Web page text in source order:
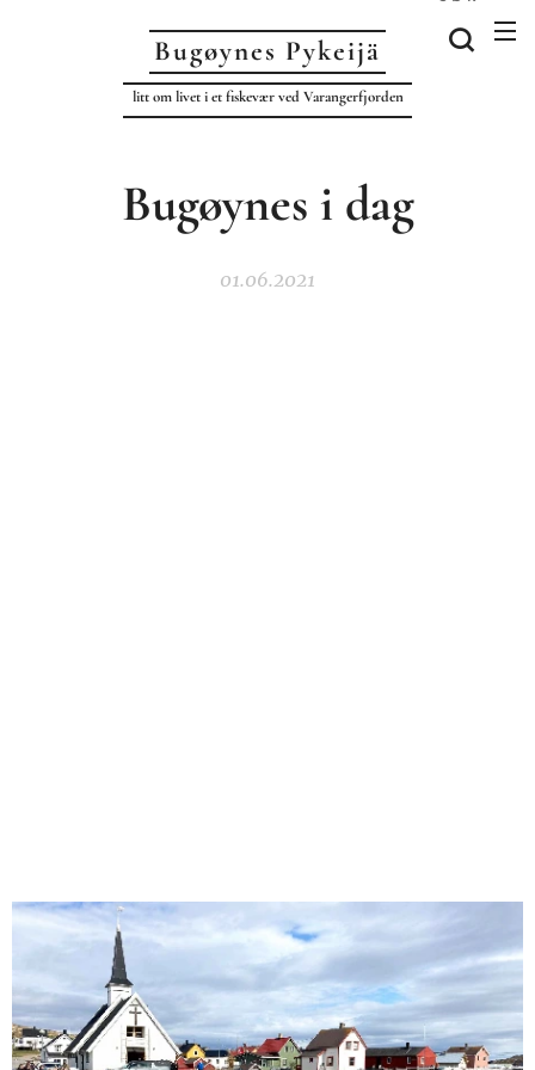
Bugøynes Pykeijä
litt om livet i et fiskevær ved Varangerfjorden
Bugøynes i dag
01.06.2021